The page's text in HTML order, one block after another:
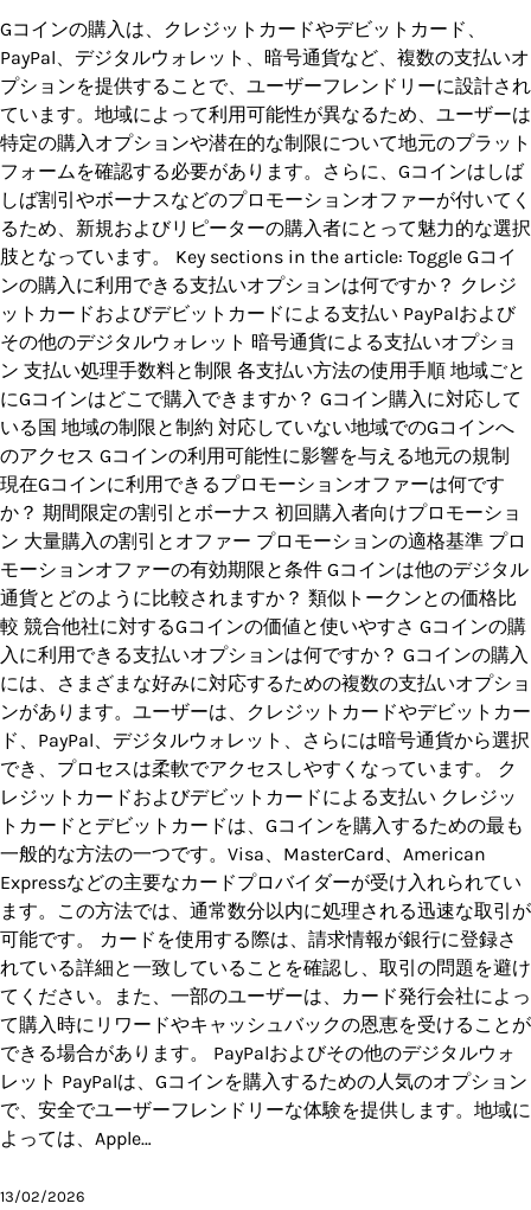
Gコインの購入は、クレジットカードやデビットカード、
PayPal、デジタルウォレット、暗号通貨など、複数の支払いオ
プションを提供することで、ユーザーフレンドリーに設計され
ています。地域によって利用可能性が異なるため、ユーザーは
特定の購入オプションや潜在的な制限について地元のプラット
フォームを確認する必要があります。さらに、Gコインはしば
しば割引やボーナスなどのプロモーションオファーが付いてく
るため、新規およびリピーターの購入者にとって魅力的な選択
肢となっています。 Key sections in the article: Toggle Gコイ
ンの購入に利用できる支払いオプションは何ですか？ クレジ
ットカードおよびデビットカードによる支払い PayPalおよび
その他のデジタルウォレット 暗号通貨による支払いオプショ
ン 支払い処理手数料と制限 各支払い方法の使用手順 地域ごと
にGコインはどこで購入できますか？ Gコイン購入に対応して
いる国 地域の制限と制約 対応していない地域でのGコインへ
のアクセス Gコインの利用可能性に影響を与える地元の規制
現在Gコインに利用できるプロモーションオファーは何です
か？ 期間限定の割引とボーナス 初回購入者向けプロモーショ
ン 大量購入の割引とオファー プロモーションの適格基準 プロ
モーションオファーの有効期限と条件 Gコインは他のデジタル
通貨とどのように比較されますか？ 類似トークンとの価格比
較 競合他社に対するGコインの価値と使いやすさ Gコインの購
入に利用できる支払いオプションは何ですか？ Gコインの購入
には、さまざまな好みに対応するための複数の支払いオプショ
ンがあります。ユーザーは、クレジットカードやデビットカー
ド、PayPal、デジタルウォレット、さらには暗号通貨から選択
でき、プロセスは柔軟でアクセスしやすくなっています。 ク
レジットカードおよびデビットカードによる支払い クレジッ
トカードとデビットカードは、Gコインを購入するための最も
一般的な方法の一つです。Visa、MasterCard、American
Expressなどの主要なカードプロバイダーが受け入れられてい
ます。この方法では、通常数分以内に処理される迅速な取引が
可能です。 カードを使用する際は、請求情報が銀行に登録さ
れている詳細と一致していることを確認し、取引の問題を避け
てください。また、一部のユーザーは、カード発行会社によっ
て購入時にリワードやキャッシュバックの恩恵を受けることが
できる場合があります。 PayPalおよびその他のデジタルウォ
レット PayPalは、Gコインを購入するための人気のオプション
で、安全でユーザーフレンドリーな体験を提供します。地域に
よっては、Apple…
13/02/2026